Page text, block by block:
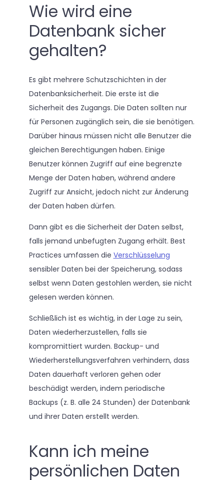
Wie wird eine
Datenbank sicher
gehalten?
Es gibt mehrere Schutzschichten in der
Datenbanksicherheit. Die erste ist die
Sicherheit des Zugangs. Die Daten sollten nur
für Personen zugänglich sein, die sie benötigen.
Darüber hinaus müssen nicht alle Benutzer die
gleichen Berechtigungen haben. Einige
Benutzer können Zugriff auf eine begrenzte
Menge der Daten haben, während andere
Zugriff zur Ansicht, jedoch nicht zur Änderung
der Daten haben dürfen.
Dann gibt es die Sicherheit der Daten selbst,
falls jemand unbefugten Zugang erhält. Best
Practices umfassen die Verschlüsselung
sensibler Daten bei der Speicherung, sodass
selbst wenn Daten gestohlen werden, sie nicht
gelesen werden können.
Schließlich ist es wichtig, in der Lage zu sein,
Daten wiederherzustellen, falls sie
kompromittiert wurden. Backup- und
Wiederherstellungsverfahren verhindern, dass
Daten dauerhaft verloren gehen oder
beschädigt werden, indem periodische
Backups (z. B. alle 24 Stunden) der Datenbank
und ihrer Daten erstellt werden.
Kann ich meine
persönlichen Daten